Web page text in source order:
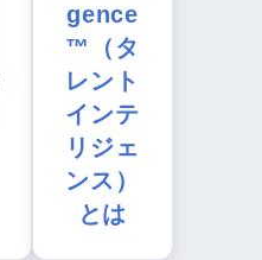
gence
™（タ
レント
インテ
リジェ
ンス）
とは